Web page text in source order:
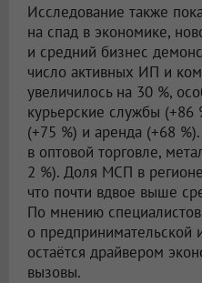
Исследование также
на спад в экономике,
и средний бизнес
число активных ИП и
увеличилось на 30 %,
курьерские службы (+86
(+75 %) и аренда (+68
в оптовой торговле,
2 %). Доля МСП в
что почти вдвое выше
По мнению
о предпринимательской
остаётся драйвером
вызовы.